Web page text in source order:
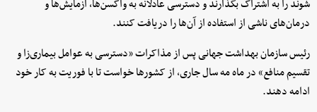
شوند را به اشتراک بگذارند و دسترسی عادلانه به واکسن‌ها، آزمایش‌ها و
درمان‌های ناشی از استفاده از آن‌ها را دریافت کنند.
رئیس سازمان بهداشت جهانی پس از مذاکرات «دسترسی به عوامل بیماری‌زا و
تقسیم منافع» در ماه مه سال جاری، از کشورها خواست تا با فوریت به کار خود
ادامه دهند.